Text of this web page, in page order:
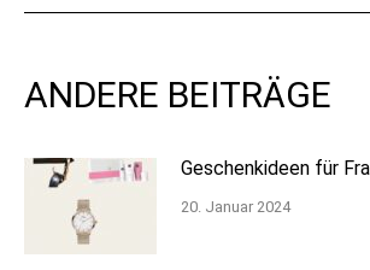
ANDERE BEITRÄGE
Geschenkideen für
20. Januar 2024